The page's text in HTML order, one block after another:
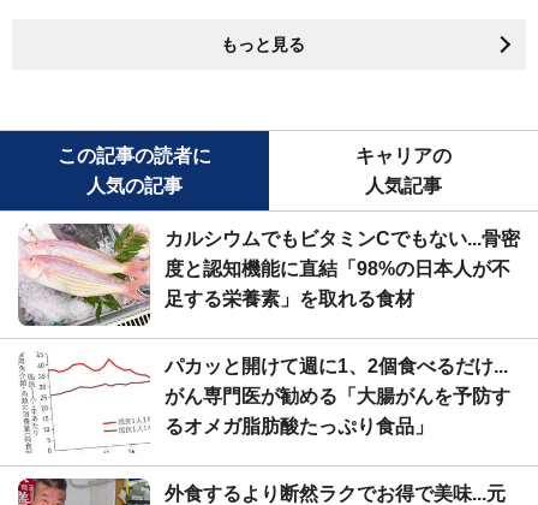
もっと見る
この記事の読者に
人気の記事
キャリアの
人気記事
カルシウムでもビタミンCでもない...骨密
度と認知機能に直結「98%の日本人が不
足する栄養素」を取れる食材
パカッと開けて週に1、2個食べるだけ...
がん専門医が勧める「大腸がんを予防す
るオメガ脂肪酸たっぷり食品」
外食するより断然ラクでお得で美味...元